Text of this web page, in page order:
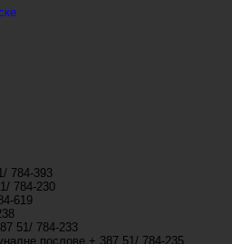
784-393
784-230
619
51/ 784-233
послове + 387 51/ 784-235